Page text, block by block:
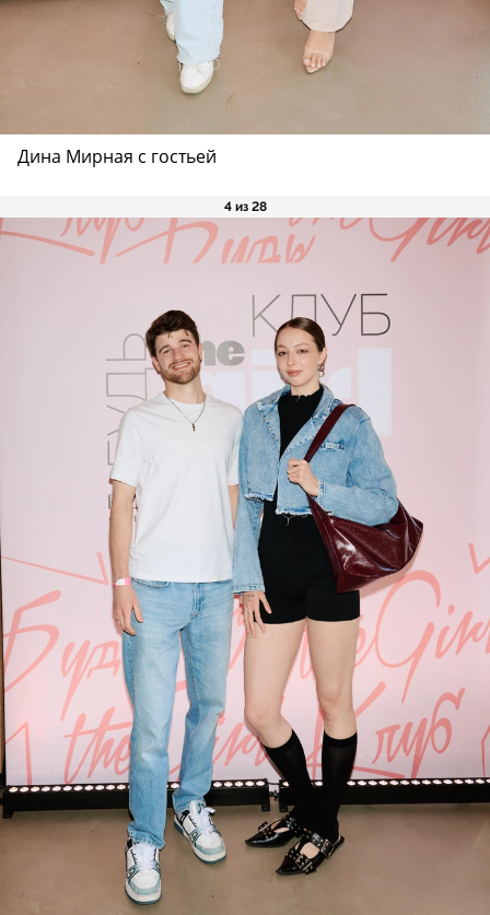
Дина Мирная с гостьей
4 из 28